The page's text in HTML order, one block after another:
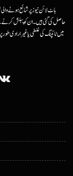
ہاٹ لائن نیوز پر شائع ہونے
حاصل کی گئی ہیں۔ ان کو پبلش کرنے
میں ٹائپنگ کی غلطی یا غیرارادی